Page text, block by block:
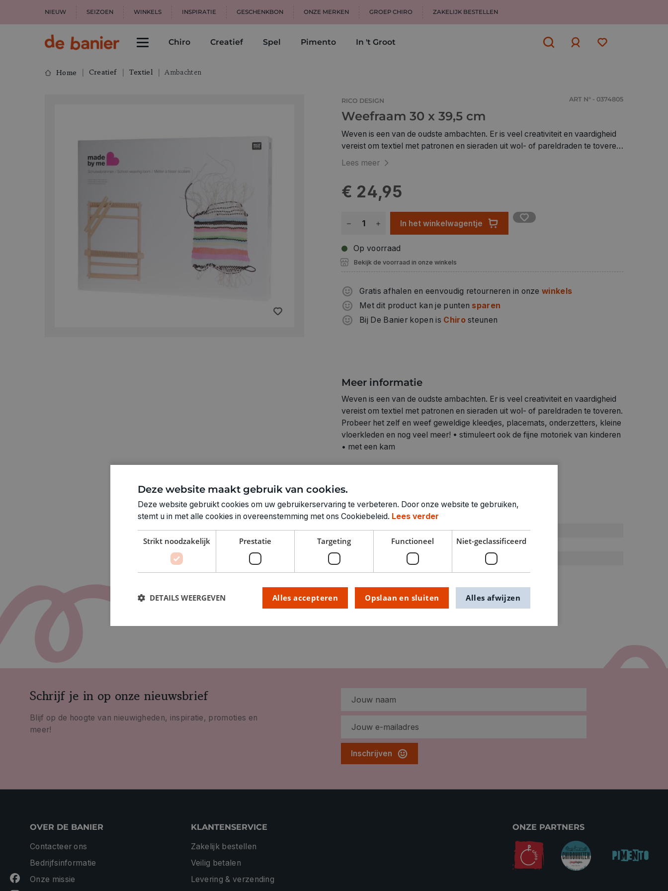
NIEUW SEIZOEN WINKELS INSPIRATIE GESCHENKBON ONZE MERKEN GROEP CHIRO ZAKELIJK BESTELLEN
Chiro Creatief Spel Pimento In 't Groot
Home Creatief Textiel Ambachten
RICO DESIGN ART N° - 0374805
Weefraam 30 x 39,5 cm
Weven is een van de oudste ambachten. Er is veel creativiteit en vaardigheid
vereist om textiel met patronen en sieraden uit wol- of pareldraden te toveren.
Probeer het zelf en weef geweldige kleedjes, placemats, onderzetters, kleine
Lees meer
€ 24,95
In het winkelwagentje
Op voorraad
Bekijk de voorraad in onze winkels
Gratis afhalen en eenvoudig retourneren in onzewinkels
Met dit product kan je punten sparen
Bij De Banier kopen is Chirosteunen
Meer informatie
Weven is een van de oudste ambachten. Er is veel creativiteit en vaardigheid
vereist om textiel met patronen en sieraden uit wol- of pareldraden te toveren.
Probeer het zelf en weef geweldige kleedjes, placemats, onderzetters, kleine
vloerkleden en nog veel meer! • stimuleert ook de fijne motoriek van kinderen
• met een kam
Technische specificaties
RUBRIEK: Algemene benodigdheden
GEWICHT 0.875kg
0374805
Schrijf je in op onze nieuwsbrief
Blijf op de hoogte van nieuwigheden, inspiratie, promoties en
meer!
Inschrijven
OVER DE BANIER
Contacteer ons
Bedrijfsinformatie
Onze missie
KLANTENSERVICE
Zakelijk bestellen
Veilig betalen
Levering & verzending
ONZE PARTNERS
Deze website maakt gebruik van cookies.
Deze website gebruikt cookies om uw gebruikerservaring te verbeteren. Door onze website te gebruiken,
stemt u in met alle cookies in overeenstemming met ons Cookiebeleid. Lees verder
Strikt noodzakelijk Prestatie Targeting Functioneel Niet-geclassificeerd
Opslaan en sluiten
Alles accepteren Alles afwijzen
DETAILS WEERGEVEN